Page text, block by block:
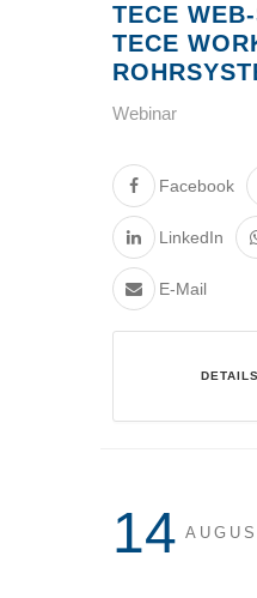
TECE
TECE
Webinar
Facebook
LinkedIn
E-Mail
14